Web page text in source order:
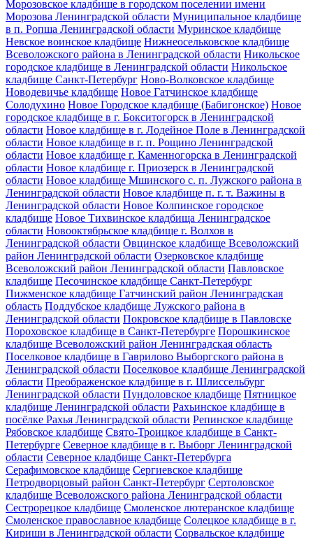
Морозовское кладбище в городском поселении имени
Морозова Ленинградской области Муниципальное кладбище
в п. Ропша Ленинградской области Муринское кладбище
Невское воинское кладбище Нижнеосельковское кладбище
Всеволожского района в Ленинградской области Никольское
городское кладбище в Ленинградской области Никольское
кладбище Санкт-Петербург Ново-Волковское кладбище
Новодевичье кладбище Новое Гатчинское кладбище
Солодухино Новое Городское кладбище (Бабигонское) Новое
городское кладбище в г. Бокситогорск в Ленинградской
области Новое кладбище в г. Лодейное Поле в Ленинградской
области Новое кладбище в г. п. Рощино Ленинградской
области Новое кладбище г. Каменногорска в Ленинградской
области Новое кладбище г. Приозерск в Ленинградской
области Новое кладбище Мшинского с. п. Лужского района в
Ленинградской области Новое кладбище п. г. т. Важины в
Ленинградской области Новое Колпинское городское
кладбище Новое Тихвинское кладбища Ленинградское
области Новооктябрьское кладбище г. Волхов в
Ленинградской области Овцинское кладбище Всеволожский
район Ленинградской области Озерковское кладбище
Всеволожский район Ленинградской области Павловское
кладбище Песочинское кладбище Санкт-Петербург
Пижменское кладбище Гатчинский район Ленинградская
область Поддубское кладбище Лужского района в
Ленинградской области Покровское кладбище в Павловске
Пороховское кладбище в Санкт-Петербурге Порошкинское
кладбище Всеволожский район Ленинградская область
Поселковое кладбище в Гаврилово Выборгского района в
Ленинградской области Поселковое кладбище Ленинградской
области Преображенское кладбище в г. Шлиссельбург
Ленинградской области Пундоловское кладбище Пятницкое
кладбище Ленинградской области Рахьинское кладбище в
посёлке Рахья Ленинградской области Репинское кладбище
Рябовское кладбище Свято-Троицкое кладбище в Санкт-
Петербурге Северное кладбище в г. Выборг Ленинградской
области Северное кладбище Санкт-Петербурга
Серафимовское кладбище Сергиевское кладбище
Петродворцовый район Санкт-Петербург Сертоловское
кладбище Всеволожского района Ленинградской области
Сестрорецкое кладбище Смоленское лютеранское кладбище
Смоленское православное кладбище Солецкое кладбище в г.
Кириши в Ленинградской области Сорвальское кладбище